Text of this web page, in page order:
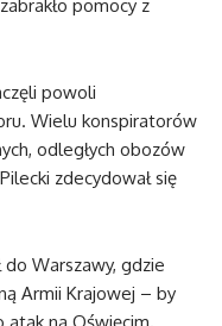
pomocy z
powoli
Wielu konspiratorów
odległych obozów
zdecydował się
do Warszawy, gdzie
Armii Krajowej – by